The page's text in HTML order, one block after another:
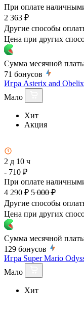
При оплате
2 363 ₽
Другие способы
Цена при других
Сумма месячной
71 бонусов
Игра Asterix and
Мало
Хит
Акция
2 д 10 ч
- 710 ₽
При оплате
4 290 ₽ 5 000 ₽
Другие способы
Цена при других
Сумма месячной
129 бонусов
Игра Super Mario
Мало
Хит